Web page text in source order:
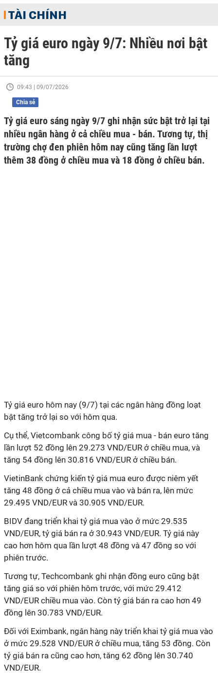
TÀI CHÍNH
Tỷ giá euro ngày 9/7: Nhiều nơi bật
tăng
09:43 | 09/07/2026
Chia sẻ
Tỷ giá euro sáng ngày 9/7 ghi nhận sức bật trở lại tại
nhiều ngân hàng ở cả chiều mua - bán. Tương tự, thị
trường chợ đen phiên hôm nay cũng tăng lần lượt
thêm 38 đồng ở chiều mua và 18 đồng ở chiều bán.
Tỷ giá euro hôm nay (9/7) tại các ngân hàng đồng loạt
bật tăng trở lại so với hôm qua.
Cụ thể, Vietcombank công bố tỷ giá mua - bán euro tăng
lần lượt 52 đồng lên 29.273 VND/EUR ở chiều mua, và
tăng 54 đồng lên 30.816 VND/EUR ở chiều bán.
VietinBank chứng kiến tỷ giá mua euro được niêm yết
tăng 48 đồng ở cả chiều mua vào và bán ra, lên mức
29.495 VND/EUR và 30.905 VND/EUR.
BIDV đang triển khai tỷ giá mua vào ở mức 29.535
VND/EUR, tỷ giá bán ra ở 30.943 VND/EUR. Tỷ giá này
cao hơn hôm qua lần lượt 48 đồng và 47 đồng so với
phiên trước.
Tương tự, Techcombank ghi nhận đồng euro cũng bật
tăng giá so với phiên hôm trước, với mức 29.412
VND/EUR chiều mua vào. Còn tỷ giá bán ra cao hơn 49
đồng lên 30.783 VND/EUR.
Đối với Eximbank, ngân hàng này triển khai tỷ giá mua vào
ở mức 29.528 VND/EUR ở chiều mua, tăng 53 đồng. Còn
tỷ giá bán ra cũng cao hơn, tăng 62 đồng lên 30.740
VND/EUR.